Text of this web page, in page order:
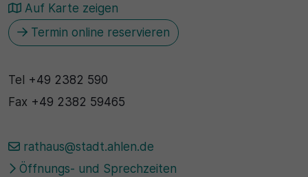
Auf Karte zeigen
Termin online reservieren
Tel +49 2382 590
Fax +49 2382 59465
rathaus@stadt.ahlen.de
Öffnungs- und Sprechzeiten